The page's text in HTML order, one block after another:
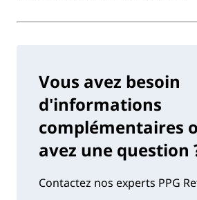
Vous avez besoin
d'informations
complémentaires
avez une question
Contactez nos experts PPG